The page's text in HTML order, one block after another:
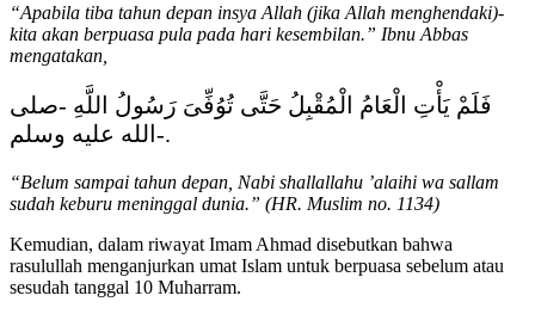
“Apabila tiba tahun depan insya Allah (jika Allah menghendaki)-
kita akan berpuasa pula pada hari kesembilan.” Ibnu Abbas
mengatakan,
فَلَمْ يَأْتِ الْعَامُ الْمُقْبِلُ حَتَّى تُوُفِّىَ رَسُولُ اللَّهِ -صلى
الله عليه وسلم-.
“Belum sampai tahun depan, Nabi shallallahu ’alaihi wa sallam
sudah keburu meninggal dunia.” (HR. Muslim no. 1134)
Kemudian, dalam riwayat Imam Ahmad disebutkan bahwa
rasulullah menganjurkan umat Islam untuk berpuasa sebelum atau
sesudah tanggal 10 Muharram.